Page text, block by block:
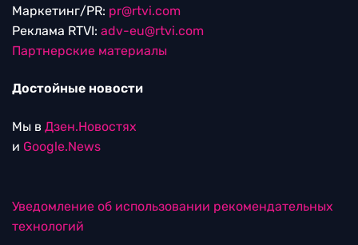
Маркетинг/PR: pr@rtvi.com
Реклама RTVI: adv-eu@rtvi.com
Партнерские материалы
Достойные новости
Мы в Дзен.Новостях
и Google.News
Уведомление об использовании рекомендательных
технологий